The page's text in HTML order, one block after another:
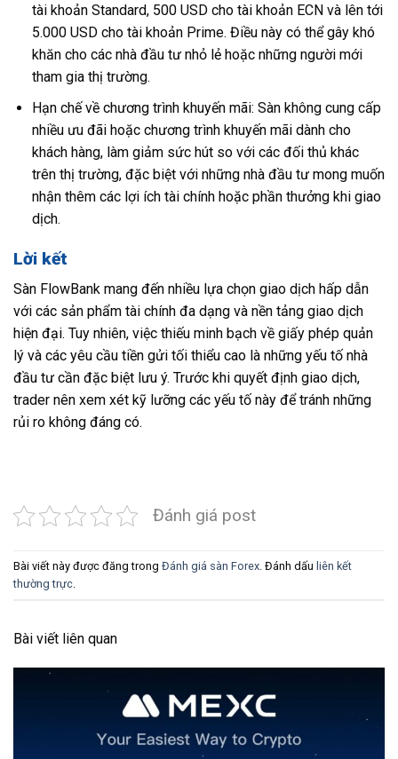
tài khoản Standard, 500 USD cho tài khoản ECN và lên tới
5.000 USD cho tài khoản Prime. Điều này có thể gây khó
khăn cho các nhà đầu tư nhỏ lẻ hoặc những người mới
tham gia thị trường.
Hạn chế về chương trình khuyến mãi: Sàn không cung cấp
nhiều ưu đãi hoặc chương trình khuyến mãi dành cho
khách hàng, làm giảm sức hút so với các đối thủ khác
trên thị trường, đặc biệt với những nhà đầu tư mong muốn
nhận thêm các lợi ích tài chính hoặc phần thưởng khi giao
dịch.
Lời kết
Sàn FlowBank mang đến nhiều lựa chọn giao dịch hấp dẫn
với các sản phẩm tài chính đa dạng và nền tảng giao dịch
hiện đại. Tuy nhiên, việc thiếu minh bạch về giấy phép quản
lý và các yêu cầu tiền gửi tối thiểu cao là những yếu tố nhà
đầu tư cần đặc biệt lưu ý. Trước khi quyết định giao dịch,
trader nên xem xét kỹ lưỡng các yếu tố này để tránh những
rủi ro không đáng có.
Đánh giá post
Bài viết này được đăng trong Đánh giá sàn Forex . Đánh dấu liên kết
thường trực
Bài viết liên quan